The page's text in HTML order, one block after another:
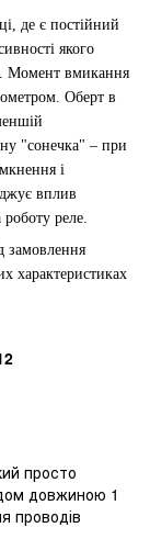
де є постійний
якого
Момент вмикання
Оберт в
"сонечка" – при
і
вплив
реле.
замовлення
характеристиках
просто
довжиною 1
проводів